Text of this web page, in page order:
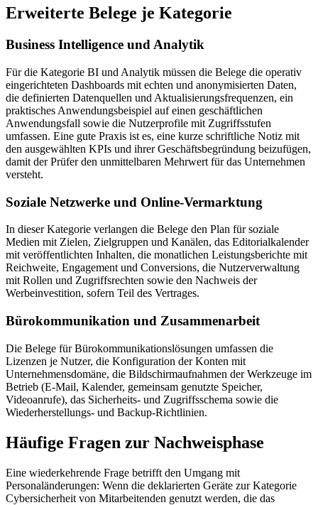
Erweiterte Belege je Kategorie
Business Intelligence und Analytik
Für die Kategorie BI und Analytik müssen die Belege die operativ
eingerichteten Dashboards mit echten und anonymisierten Daten,
die definierten Datenquellen und Aktualisierungsfrequenzen, ein
praktisches Anwendungsbeispiel auf einen geschäftlichen
Anwendungsfall sowie die Nutzerprofile mit Zugriffsstufen
umfassen. Eine gute Praxis ist es, eine kurze schriftliche Notiz mit
den ausgewählten KPIs und ihrer Geschäftsbegründung beizufügen,
damit der Prüfer den unmittelbaren Mehrwert für das Unternehmen
versteht.
Soziale Netzwerke und Online-Vermarktung
In dieser Kategorie verlangen die Belege den Plan für soziale
Medien mit Zielen, Zielgruppen und Kanälen, das Editorialkalender
mit veröffentlichten Inhalten, die monatlichen Leistungsberichte mit
Reichweite, Engagement und Conversions, die Nutzerverwaltung
mit Rollen und Zugriffsrechten sowie den Nachweis der
Werbeinvestition, sofern Teil des Vertrages.
Bürokommunikation und Zusammenarbeit
Die Belege für Bürokommunikationslösungen umfassen die
Lizenzen je Nutzer, die Konfiguration der Konten mit
Unternehmensdomäne, die Bildschirmaufnahmen der Werkzeuge im
Betrieb (E-Mail, Kalender, gemeinsam genutzte Speicher,
Videoanrufe), das Sicherheits- und Zugriffsschema sowie die
Wiederherstellungs- und Backup-Richtlinien.
Häufige Fragen zur Nachweisphase
Eine wiederkehrende Frage betrifft den Umgang mit
Personaländerungen: Wenn die deklarierten Geräte zur Kategorie
Cybersicherheit von Mitarbeitenden genutzt werden, die das